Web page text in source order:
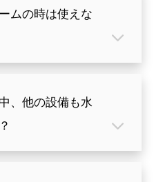
などに配慮が必要に
静かなシンクや手元を
チンもありますので、
追加するので、電気の
ため、IHクッキングヒ
する際には、リフォー
組合に問い合わせる必
ムの時は使えな
や内容によっては移動
、他の設備も水